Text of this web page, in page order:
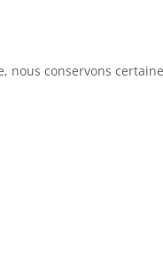
nous conservons